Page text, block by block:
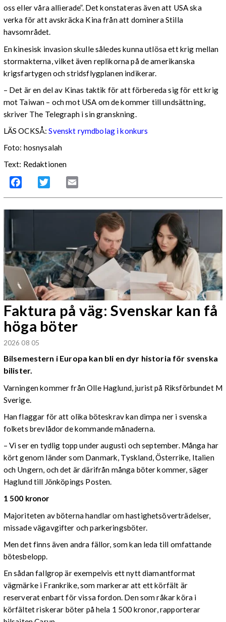
oss eller våra allierade”. Det konstateras även att USA ska
verka för att avskräcka Kina från att dominera Stilla
havsområdet.
En kinesisk invasion skulle således kunna utlösa ett krig mellan
stormakterna, vilket även replikorna på de amerikanska
krigsfartygen och stridsflygplanen indikerar.
– Det är en del av Kinas taktik för att förbereda sig för ett krig
mot Taiwan – och mot USA om de kommer till undsättning,
skriver The Telegraph i sin granskning.
LÄS OCKSÅ: Svenskt rymdbolag i konkurs
Foto: hosnysalah
Text: Redaktionen
Facebook Twitter
Faktura på väg: Svenskar kan få
höga böter
2026 08 05
Bilsemestern i Europa kan bli en dyr historia för svenska
bilister.
Varningen kommer från Olle Haglund, jurist på Riksförbundet M
Sverige.
Han flaggar för att olika böteskrav kan dimpa ner i svenska
folkets brevlådor de kommande månaderna.
– Vi ser en tydlig topp under augusti och september. Många har
kört genom länder som Danmark, Tyskland, Österrike, Italien
och Ungern, och det är därifrån många böter kommer, säger
Haglund till Jönköpings Posten.
1 500 kronor
Majoriteten av böterna handlar om hastighetsöverträdelser,
missade vägavgifter och parkeringsböter.
Men det finns även andra fällor, som kan leda till omfattande
bötesbelopp.
En sådan fallgrop är exempelvis ett nytt diamantformat
vägmärke i Frankrike, som markerar att ett körfält är
reserverat enbart för vissa fordon. Den som råkar köra i
körfältet riskerar böter på hela 1 500 kronor, rapporterar